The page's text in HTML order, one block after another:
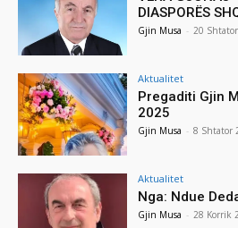
DIASPORËS
Gjin Musa - 20
Aktualitet
Pregaditi Gjin
2025
Gjin Musa - 8 Shtator
Aktualitet
Nga: Ndue
Gjin Musa - 28 Korrik